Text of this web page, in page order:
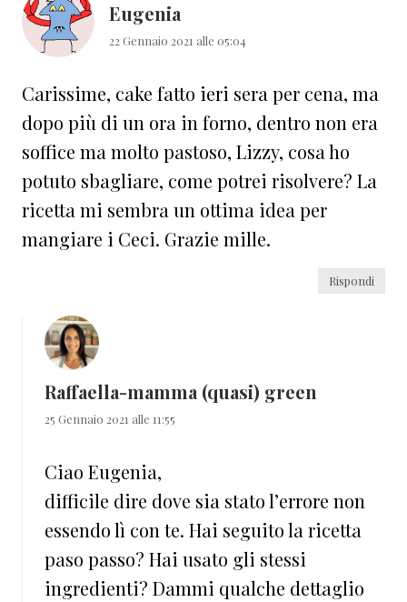
Eugenia
22 Gennaio 2021 alle 05:04
Carissime, cake fatto ieri sera per cena, ma
dopo più di un ora in forno, dentro non era
soffice ma molto pastoso, Lizzy, cosa ho
potuto sbagliare, come potrei risolvere? La
ricetta mi sembra un ottima idea per
mangiare i Ceci. Grazie mille.
Rispondi
Raffaella-mamma (quasi) green
25 Gennaio 2021 alle 11:55
Ciao Eugenia,
difficile dire dove sia stato l’errore non
essendo lì con te. Hai seguito la ricetta
paso passo? Hai usato gli stessi
ingredienti? Dammi qualche dettaglio